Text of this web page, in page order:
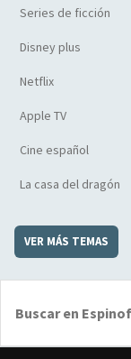
Series de ficción
Disney plus
Netflix
Apple TV
Cine español
La casa del dragón
VER MÁS TEMAS